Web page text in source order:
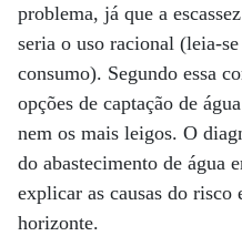
problema, já que a
seria o uso racional (leia-
consumo). Se­­gundo essa
opções de captação de
nem os mais leigos. O
do abastecimento de água
explicar as causas do risco
horizonte.